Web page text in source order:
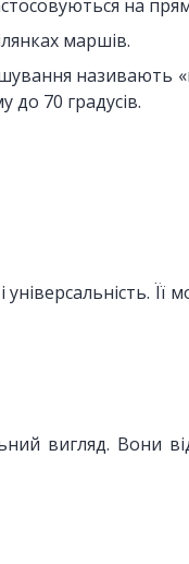
на
маршів.
називають
70 градусів.
вигляд. Вони